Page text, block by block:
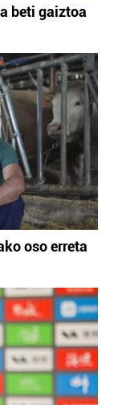
beti gaiztoa
oso erreta